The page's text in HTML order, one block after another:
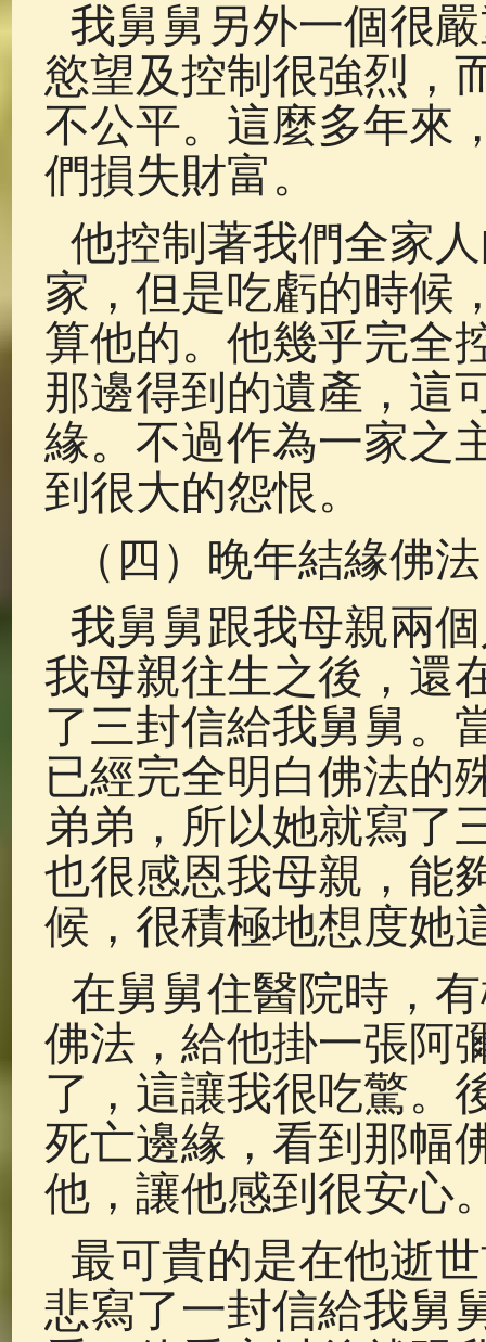
我舅舅另外一個很
慾望及控制很強烈，
不公平。這麼多年來
們損失財富。
他控制著我們全家
家，但是吃虧的時候
算他的。他幾乎完全
那邊得到的遺產，這
緣。不過作為一家之
到很大的怨恨。
（四）晚年結緣佛法
我舅舅跟我母親兩
我母親往生之後，還
了三封信給我舅舅。
已經完全明白佛法的
弟弟，所以她就寫了
也很感恩我母親，能
候，很積極地想度她
在舅舅住醫院時，
佛法，給他掛一張阿
了，這讓我很吃驚。
死亡邊緣，看到那幅
他，讓他感到很安心
最可貴的是在他逝
悲寫了一封信給我舅